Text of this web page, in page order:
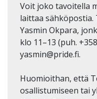
Voit joko tavoitella
laittaa
Yasmin Okpara,
klo 11–13 (puh.
yasmin@pride.fi.
Huomioithan, että
osallistumiseen tai